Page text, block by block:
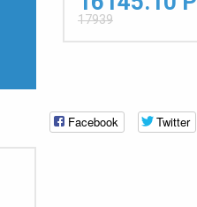
17939
Facebook Twitter